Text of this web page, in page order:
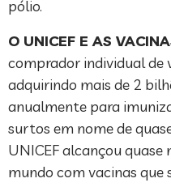
pólio.
O UNICEF E AS
comprador individual de
adquirindo mais de 2
anualmente para
surtos em nome de
UNICEF alcançou
mundo com vacinas que